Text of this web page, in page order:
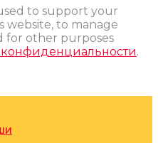
to support your
to manage
for other purposes
.